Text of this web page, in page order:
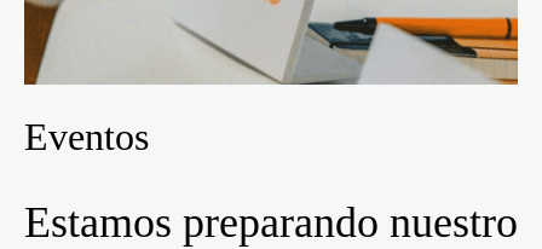
Eventos
Estamos preparando nuestro